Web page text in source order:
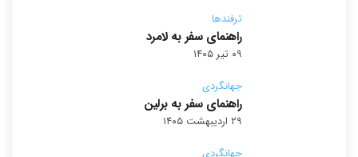
ترفندها
راهنمای سفر به لامرد
۰۹ تیر ۱۴۰۵
جهانگردی
راهنمای سفر به برلین
۲۹ اردیبهشت ۱۴۰۵
جهانگردی